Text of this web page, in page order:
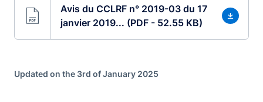
Avis du CCLRF n° 2019-03 du 17
janvier 2019... (PDF - 52.55 KB)
Updated on the 3rd of January 2025